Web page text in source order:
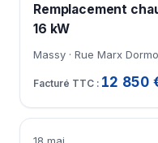
Remplacement
16 kW
Massy · Rue Marx
12 850
18 mai